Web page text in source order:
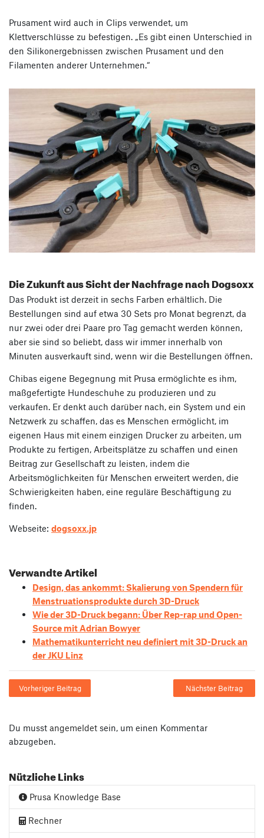
Prusament wird auch in Clips verwendet, um
Klettverschlüsse zu befestigen. „Es gibt einen Unterschied in
den Silikonergebnissen zwischen Prusament und den
Filamenten anderer Unternehmen.“
Die Zukunft aus Sicht der Nachfrage nach Dogsoxx
Das Produkt ist derzeit in sechs Farben erhältlich. Die
Bestellungen sind auf etwa 30 Sets pro Monat begrenzt, da
nur zwei oder drei Paare pro Tag gemacht werden können,
aber sie sind so beliebt, dass wir immer innerhalb von
Minuten ausverkauft sind, wenn wir die Bestellungen öffnen.
Chibas eigene Begegnung mit Prusa ermöglichte es ihm,
maßgefertigte Hundeschuhe zu produzieren und zu
verkaufen. Er denkt auch darüber nach, ein System und ein
Netzwerk zu schaffen, das es Menschen ermöglicht, im
eigenen Haus mit einem einzigen Drucker zu arbeiten, um
Produkte zu fertigen, Arbeitsplätze zu schaffen und einen
Beitrag zur Gesellschaft zu leisten, indem die
Arbeitsmöglichkeiten für Menschen erweitert werden, die
Schwierigkeiten haben, eine reguläre Beschäftigung zu
finden.
Webseite: dogsoxx.jp
Verwandte Artikel
Design, das ankommt: Skalierung von Spendern für
Menstruationsprodukte durch 3D-Druck
Wie der 3D-Druck begann: Über Rep-rap und Open-
Source mit Adrian Bowyer
Mathematikunterricht neu definiert mit 3D-Druck an
der JKU Linz
Vorheriger Beitrag Nächster Beitrag
Du musst angemeldet sein, um einen Kommentar
abzugeben.
Nützliche Links
Prusa Knowledge Base
Rechner